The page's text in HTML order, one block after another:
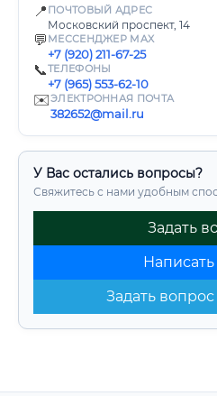
📍 ПОЧТОВЫЙ АДРЕС
Московский проспект, 14
💬 МЕССЕНДЖЕР MAX
+7 (920) 211-67-25
📞ТЕЛЕФОНЫ
+7 (965) 553-62-10
✉️ЭЛЕКТРОННАЯ ПОЧТА
382652@mail.ru
У Вас остались вопросы?
Свяжитесь с нами удобным
Задать
Написать
Задать